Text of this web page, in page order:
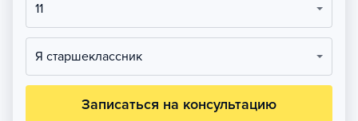
11
Я старшеклассник
Записаться на консультацию